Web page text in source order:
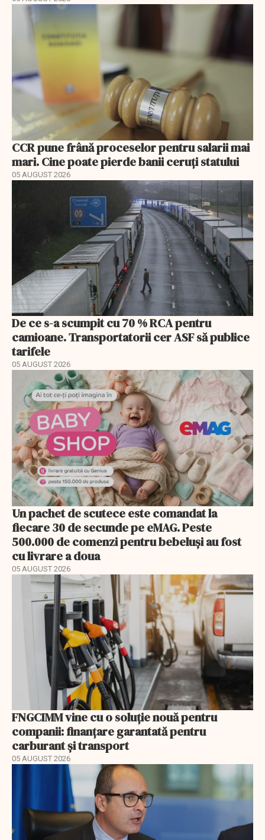
CCR pune frână proceselor pentru salarii mai
mari. Cine poate pierde banii ceruți statului
05 AUGUST 2026
De ce s-a scumpit cu 70 % RCA pentru
camioane. Transportatorii cer ASF să publice
tarifele
05 AUGUST 2026
Un pachet de scutece este comandat la
fiecare 30 de secunde pe eMAG. Peste
500.000 de comenzi pentru bebeluși au fost
cu livrare a doua
05 AUGUST 2026
FNGCIMM vine cu o soluție nouă pentru
companii: finanțare garantată pentru
carburant și transport
05 AUGUST 2026